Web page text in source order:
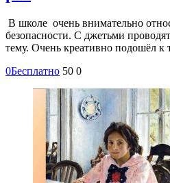
В школе очень внимательно
безопасности. С джетьми
тему. Очень креативно подошёл к
0Бесплатно 50 0